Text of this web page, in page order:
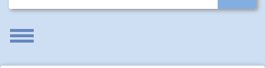
Activer/désactiver la navigation